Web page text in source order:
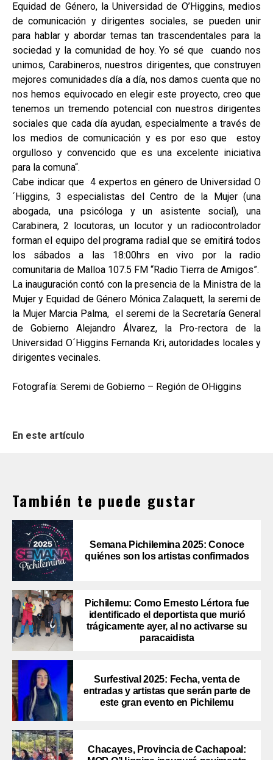
Equidad de Género, la Universidad de O’Higgins, medios
de comunicación y dirigentes sociales, se pueden unir
para hablar y abordar temas tan trascendentales para la
sociedad y la comunidad de hoy. Yo sé que cuando nos
unimos, Carabineros, nuestros dirigentes, que construyen
mejores comunidades día a día, nos damos cuenta que no
nos hemos equivocado en elegir este proyecto, creo que
tenemos un tremendo potencial con nuestros dirigentes
sociales que cada día ayudan, especialmente a través de
los medios de comunicación y es por eso que estoy
orgulloso y convencido que es una excelente iniciativa
para la comuna“.
Cabe indicar que 4 expertos en género de Universidad O
´Higgins, 3 especialistas del Centro de la Mujer (una
abogada, una psicóloga y un asistente social), una
Carabinera, 2 locutoras, un locutor y un radiocontrolador
forman el equipo del programa radial que se emitirá todos
los sábados a las 18:00hrs en vivo por la radio
comunitaria de Malloa 107.5 FM “Radio Tierra de Amigos”.
La inauguración contó con la presencia de la Ministra de la
Mujer y Equidad de Género Mónica Zalaquett, la seremi de
la Mujer Marcia Palma, el seremi de la Secretaría General
de Gobierno Alejandro Álvarez, la Pro-rectora de la
Universidad O´Higgins Fernanda Kri, autoridades locales y
dirigentes vecinales.
Fotografía: Seremi de Gobierno – Región de OHiggins
En este artículo
También te puede gustar
Semana Pichilemina 2025: Conoce
quiénes son los artistas confirmados
Pichilemu: Como Ernesto Lértora fue
identificado el deportista que murió
trágicamente ayer, al no activarse su
paracaidista
Surfestival 2025: Fecha, venta de
entradas y artistas que serán parte de
este gran evento en Pichilemu
Chacayes, Provincia de Cachapoal: